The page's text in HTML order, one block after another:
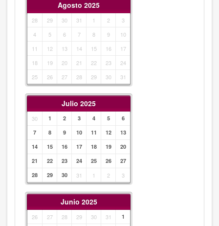
Agosto 2025
28 29 30 31 1 2
3
4
5 6 7 8 9
10
11
12 13 14 15 16
17
18
19 20 21 22 23
24
25
26 27 28 29 30 31
Julio 2025
30 1 2 3 4 5
6
7
8 9 10 11 12
13
14
15 16 17 18 19
20
21
22 23 24 25 26
27
28
29 30 31 1 2 3
Junio 2025
26 27 28 29 30 31
1